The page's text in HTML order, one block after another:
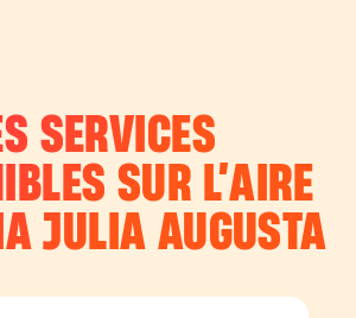
SERVICES
SUR L’AIRE
JULIA AUGUSTA